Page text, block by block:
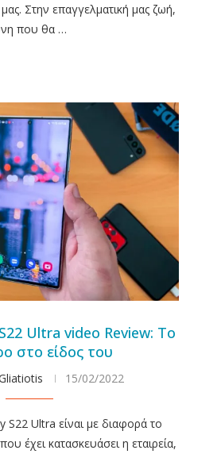
μας. Στην επαγγελματική μας ζωή,
που θα …
Ultra video Review: Το
στο είδος του
15/02/2022
Ultra είναι με διαφορά το
έχει κατασκευάσει η εταιρεία,